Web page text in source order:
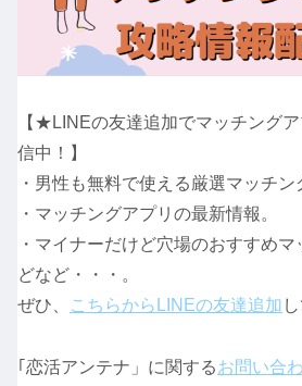
【★LINEの友達追加でマッチング
信中！】
・男性も無料で使える厳選マッチン
・マッチングアプリの最新情報。
・マイナーだけど穴場のおすす
どなど・・・。
ぜひ、
こちらからLINEの友達追加
｢恋活アンテナ」に関するお問い合